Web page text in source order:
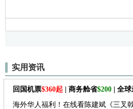
实用资讯
回国机票$360起 | 商务舱省$200 | 全
海外华人福利！在线看陈建斌《三叉